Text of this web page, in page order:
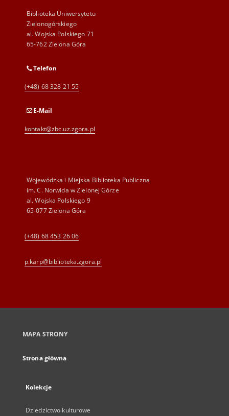
Biblioteka Uniwersytetu
Zielonogórskiego
al. Wojska Polskiego 71
65-762 Zielona Góra
Telefon
(+48) 68 328 21 55
E-Mail
kontakt@zbc.uz.zgora.pl
Wojewódzka i Miejska Biblioteka Publiczna
im. C. Norwida w Zielonej Górze
al. Wojska Polskiego 9
65-077 Zielona Góra
(+48) 68 453 26 06
p.karp@biblioteka.zgora.pl
MAPA STRONY
Strona główna
Kolekcje
Dziedzictwo kulturowe